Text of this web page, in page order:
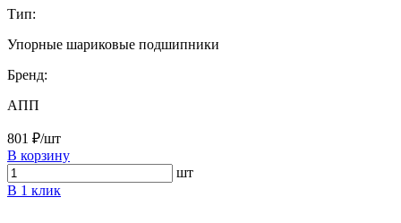
Тип:
Упорные шариковые подшипники
Бренд:
АПП
801 ₽/шт
В корзину
шт
В 1 клик